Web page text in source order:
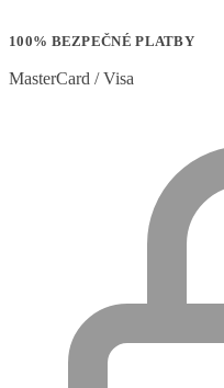
100% BEZPEČNÉ PLATBY
MasterCard / Visa